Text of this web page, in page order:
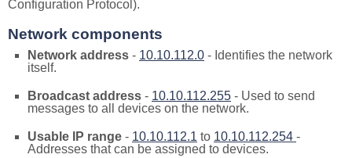
Configuration Protocol).
Network components
Network address - 10.10.112.0 - Identifies the network
itself.
Broadcast address - 10.10.112.255 - Used to send
messages to all devices on the network.
Usable IP range - 10.10.112.1 to 10.10.112.254 -
Addresses that can be assigned to devices.